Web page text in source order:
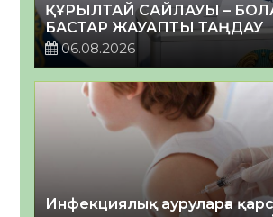
ҚҰРЫЛТАЙ САЙЛАУЫ –
БАСТАР ЖАУАПТЫ ТАҢДАУ
06.08.2026
Инфекциялық ауруларға